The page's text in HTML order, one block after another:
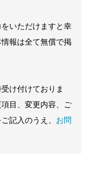
いただけますと幸
報は全て無償で掲
け付けておりま
目、変更内容、ご
記入のうえ、 お問